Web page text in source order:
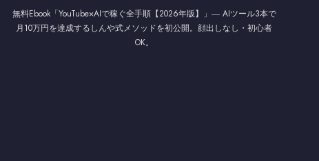
無料Ebook「YouTube×AIで稼ぐ全手順【2026年版】」― AIツール3本で
月10万円を達成するしんや式メソッドを初公開。顔出しなし・初心者
OK。